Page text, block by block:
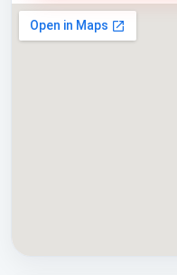
deSanto Tirso, a
leste porParedes